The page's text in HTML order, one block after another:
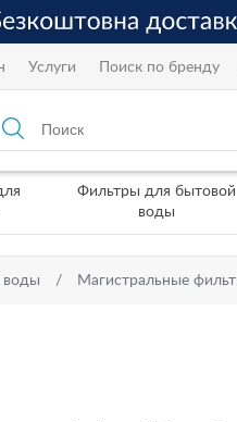
Услуги Поиск по бренду
Фильтры для бытовой
воды
воды Магистральные